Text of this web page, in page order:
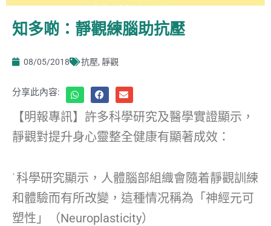
知多啲：靜觀練腦助抗壓
08/05/2018 抗壓, 靜觀
分享此內容:
【明報專訊】許多科學研究及醫學實證顯示，
靜觀對提升身心靈整全健康有顯著成效：
˙科學研究顯示，人體腦部組織會隨着靜觀訓練
和體驗而有所改變，這種情况稱為「神經元可
塑性」（Neuroplasticity）